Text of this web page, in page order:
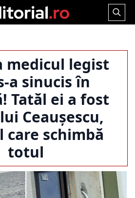
Search
medicul legist
a sinucis în
Tatăl ei a fost
Ceaușescu,
care schimbă
totul